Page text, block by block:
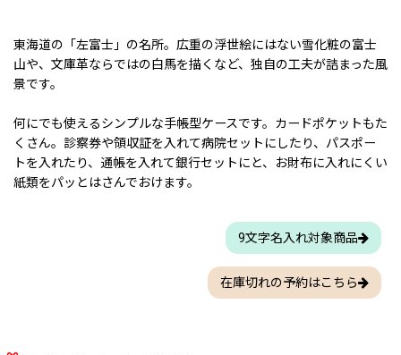
東海道の「左富士」の名所。広重の浮世絵にはない雪化粧の富士
山や、文庫革ならではの白馬を描くなど、独自の工夫が詰まった風
景です。
何にでも使えるシンプルな手帳型ケースです。カードポケットもた
くさん。診察券や領収証を入れて病院セットにしたり、パスポー
トを入れたり、通帳を入れて銀行セットにと、お財布に入れにくい
紙類をパッとはさんでおけます。
9文字名入れ対象商品
在庫切れの予約はこちら